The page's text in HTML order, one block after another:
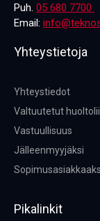
Puh. 05 680 7700
Email:
Yhteystietoja
Yhteystiedot
Valtuutetut
Vastuullisuus
Jälleenmyyjäksi
Pikalinkit